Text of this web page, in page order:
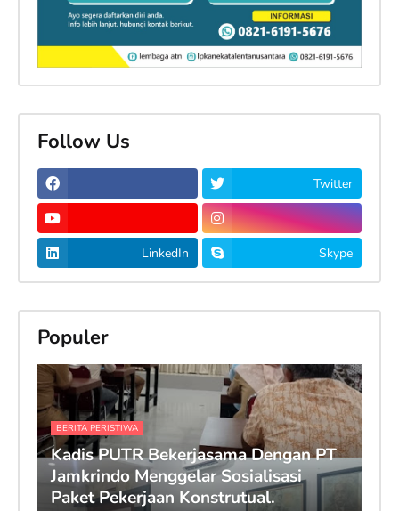
Follow Us
Twitter
LinkedIn Skype
Populer
BERITA PERISTIWA
Kadis PUTR Bekerjasama Dengan PT
Jamkrindo Menggelar Sosialisasi
Paket Pekerjaan Konstrutual.